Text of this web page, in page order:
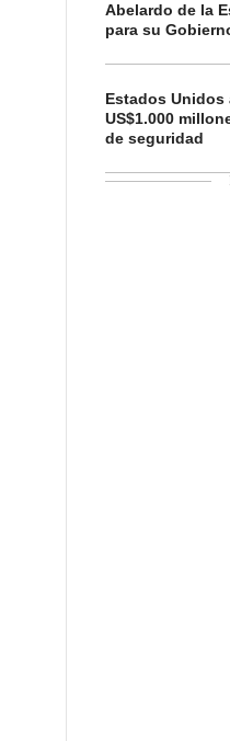
Abelardo de la
para su
Estados
US$1.000
de seguridad